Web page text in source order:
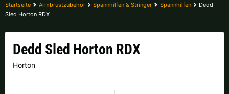
Startseite Armbrustzubehör Spannhilfen & Stringer Spannhilfen
Dedd
Sled Horton RDX
Dedd Sled Horton RDX
Horton
Belgien |€ Bulgarien |лв
Finnland |€ Frankreich |
KONTAKT